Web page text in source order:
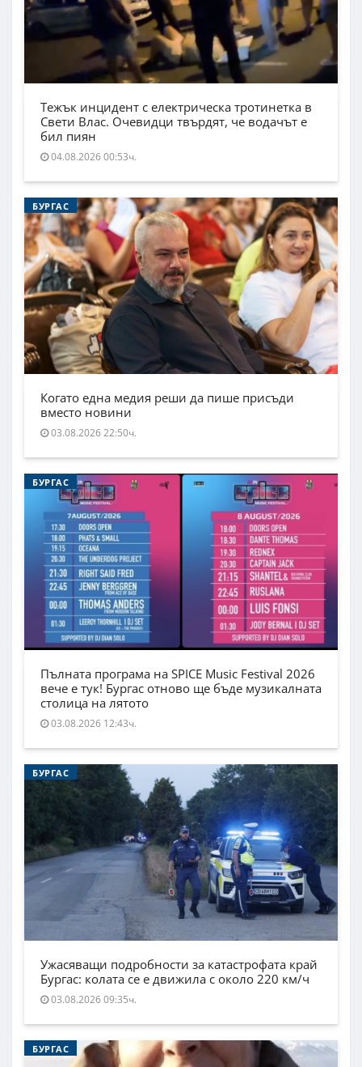
Тежък инцидент с електрическа тротинетка в
Свети Влас. Очевидци твърдят, че водачът е
бил пиян
04.08.2026 00:53ч.
БУРГАС
Когато една медия реши да пише присъди
вместо новини
03.08.2026 22:50ч.
БУРГАС
Пълната програма на SPICE Music Festival 2026
вече е тук! Бургас отново ще бъде музикалната
столица на лятото
03.08.2026 12:43ч.
БУРГАС
Ужасяващи подробности за катастрофата край
Бургас: колата се е движила с около 220 км/ч
03.08.2026 09:35ч.
БУРГАС